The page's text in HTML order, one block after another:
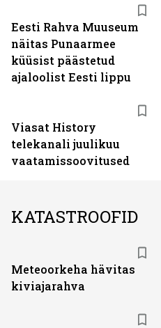
Eesti Rahva Muuseum
näitas Punaarmee
küüsist päästetud
ajaloolist Eesti lippu
Viasat History
telekanali juulikuu
vaatamissoovitused
KATASTROOFID
Meteoorkeha hävitas
kiviajarahva